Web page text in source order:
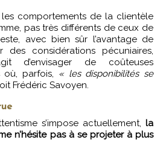
les comportements de la clientèle
pas très différents de ceux de
avec bien sûr l’avantage de
des considérations pécuniaires,
d’envisager de coûteuses
où, parfois, « les disponibilités se
Frédéric Savoyen.
s’impose actuellement, la
n’hésite pas à se projeter à plus